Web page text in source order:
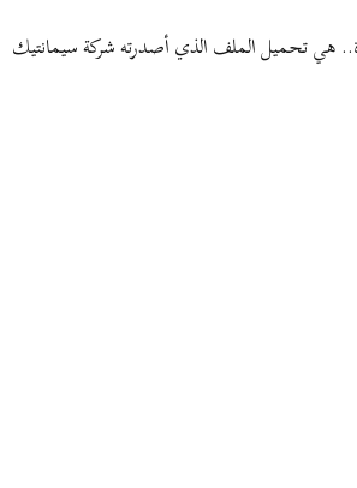
هي تحميل الملف الذي أصدرته شركة سيمانتيك